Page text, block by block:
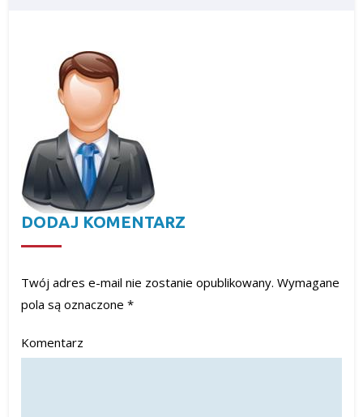
DODAJ KOMENTARZ
Twój adres e-mail nie zostanie opublikowany. Wymagane
pola są oznaczone*
Komentarz